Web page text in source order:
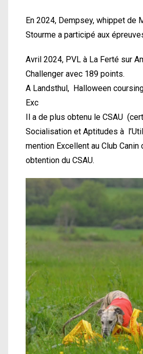
En 2024, Dempsey, whippet de
Stourme a participé aux
Avril 2024, PVL à La Ferté sur
Challenger avec 189 points.
A Landsthul, Halloween
Exc
Il a de plus obtenu le CSAU
Socialisation et Aptitudes à
mention Excellent au Club Canin
obtention du CSAU.